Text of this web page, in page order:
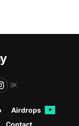
3K
Airdrops ✦
Contact